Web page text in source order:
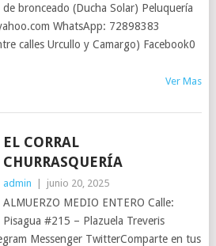
de bronceado (Ducha Solar) Peluquería
WhatsApp: 72898383
calles Urcullo y Camargo) Facebook0
Ver Mas
EL CORRAL
CHURRASQUERÍA
admin junio 20, 2025
ALMUERZO MEDIO ENTERO Calle:
Pisagua #215 – Plazuela Treveris
Messenger TwitterComparte en tus